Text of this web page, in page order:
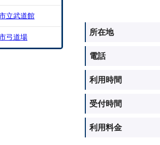
所在地
電話
利用時間
受付時間
利用料金
立武道館
弓道場